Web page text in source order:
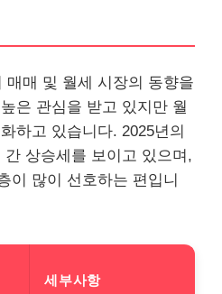
매매 및 월세 시장의 동향을
은 관심을 받고 있지만 월
하고 있습니다. 2025년의
상승세를 보이고 있으며,
이 많이 선호하는 편입니
세부사항